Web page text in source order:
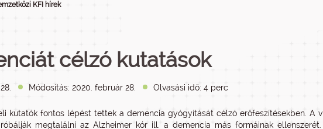
KFI hírek
célzó kutatások
Módosítás: 2020. február 28. Olvasási idő: 4 perc
kutatók fontos lépést tettek a demencia gyógyítását célzó erőfeszítésekben. A
megtalálni az Alzheimer kór ill. a demencia más formáinak